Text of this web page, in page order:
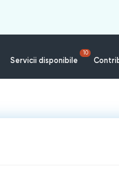
Servicii disponibile
10